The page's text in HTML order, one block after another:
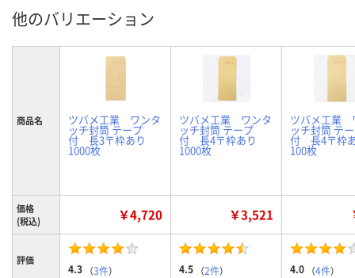
他のバリエーション
商品名 ツバメ工業 ワンタ
ッチ封筒 テープ
付 長3〒枠あり
1000枚
ツバメ工業 ワンタ
ッチ封筒 テープ
付 長4〒枠あり
1000枚
ツバメ工業
ッチ封筒 テ
付 長4〒
100枚
価格
(税込)
￥4,720 ￥3,521
評価
4.3 （3件） 4.5 （2件） 4.0 （4件）